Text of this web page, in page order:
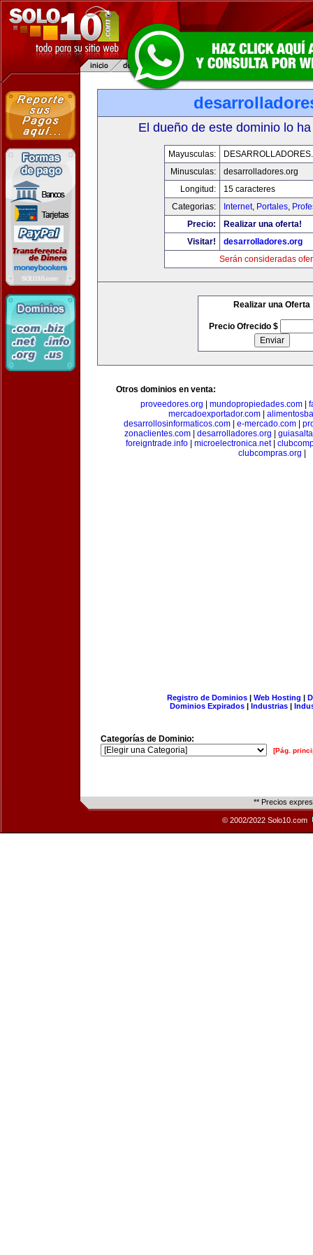
El dueño de este dominio lo
Mayusculas:
Minusculas:
desarrolladores.org
Longitud:
15 caracteres
Categorias:
Internet, Portales,
Precio:
Realizar una oferta!
Visitar!
desarrolladores.org
Serán consideradas
Realizar una Oferta
Precio Ofrecido $
Otros dominios en venta:
proveedores.org
mundopropiedades.com|
mercadoexportador.com|
desarrollosinformaticos.com| e-mercado.com|
zonaclientes.com| desarrolladores.org
foreigntrade.info
microelectronica.net|
clubcompras.org
Registro de Dominios| Web Hosting |
Dominios Expirados | Industrias |
Categorías de Dominio:
[Pág.
** Precios
© 2002/2022 Solo10.com